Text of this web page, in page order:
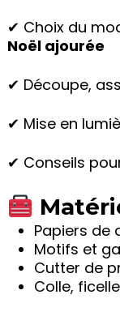
✔ Choix du
Noël ajourée
✔ Découpe,
✔ Mise en
✔ Conseils
Papiers de
Motifs et
Cutter de
Colle,